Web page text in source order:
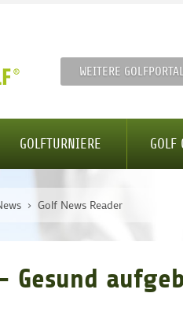
WEITERE
GOLFTURNIERE GOLF
Golf News Reader
Gesund